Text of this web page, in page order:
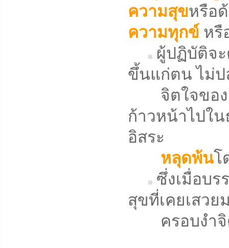
ความสุขหรือ
ความทุกข์ หรื
ผู้ปฏิบัติจะ
ขึ้นแก่ตน ไม่ป
จิตใจของ
ก้าวหน้าไปใน
อิสระ
หลุดพ้นโ
ซึ่งเมื่อบร
สุขที่เคยเสว
ครอบงำจิต